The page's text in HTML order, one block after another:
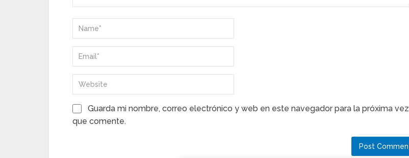
Guarda mi nombre, correo electrónico y web en este navegador para la próxima vez
que comente.